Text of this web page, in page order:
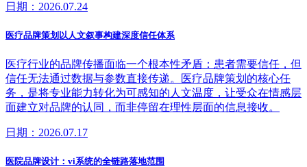
日期：2026.07.24
医疗品牌策划以人文叙事构建深度信任体系
医疗行业的品牌传播面临一个根本性矛盾：患者需要信任，但
信任无法通过数据与参数直接传递。医疗品牌策划的核心任
务，是将专业能力转化为可感知的人文温度，让受众在情感层
面建立对品牌的认同，而非停留在理性层面的信息接收。
日期：2026.07.17
医院品牌设计：vi系统的全链路落地范围